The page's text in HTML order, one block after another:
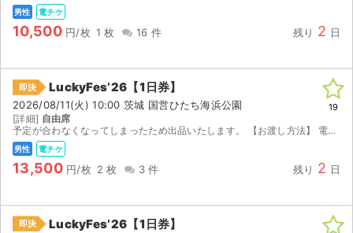
チケットジャム運営会社
男性 電チケ
10,500 円/枚 1 枚 16 件 残り 2 日
即決 LuckyFes’26【1日券】
2026/08/11(火) 10:00 茨城 国営ひたち海浜公園
[詳細] 自由席
予定が合わなくなってしまったため出品いたします。 【お渡し方法】 電子チケット（チケットぴあ／イープラス）にて分配いたします。 分配可能になり次第、取引連絡にてURLをお送りします。 ...
男性 電チケ
13,500 円/枚 2 枚 3 件 残り 2 日
19
即決 LuckyFes’26【1日券】